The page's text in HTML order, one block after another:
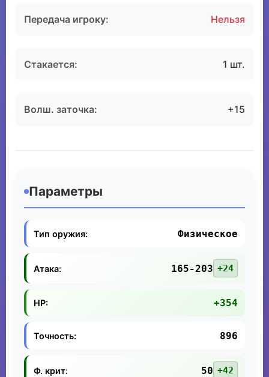
Передача игроку: Нельзя
Стакается: 1 шт.
Волш. заточка: +15
Параметры
Тип оружия: Физическое
Атака: 165-203 +24
HP: +354
Точность: 896
Ф. крит: 50 +42